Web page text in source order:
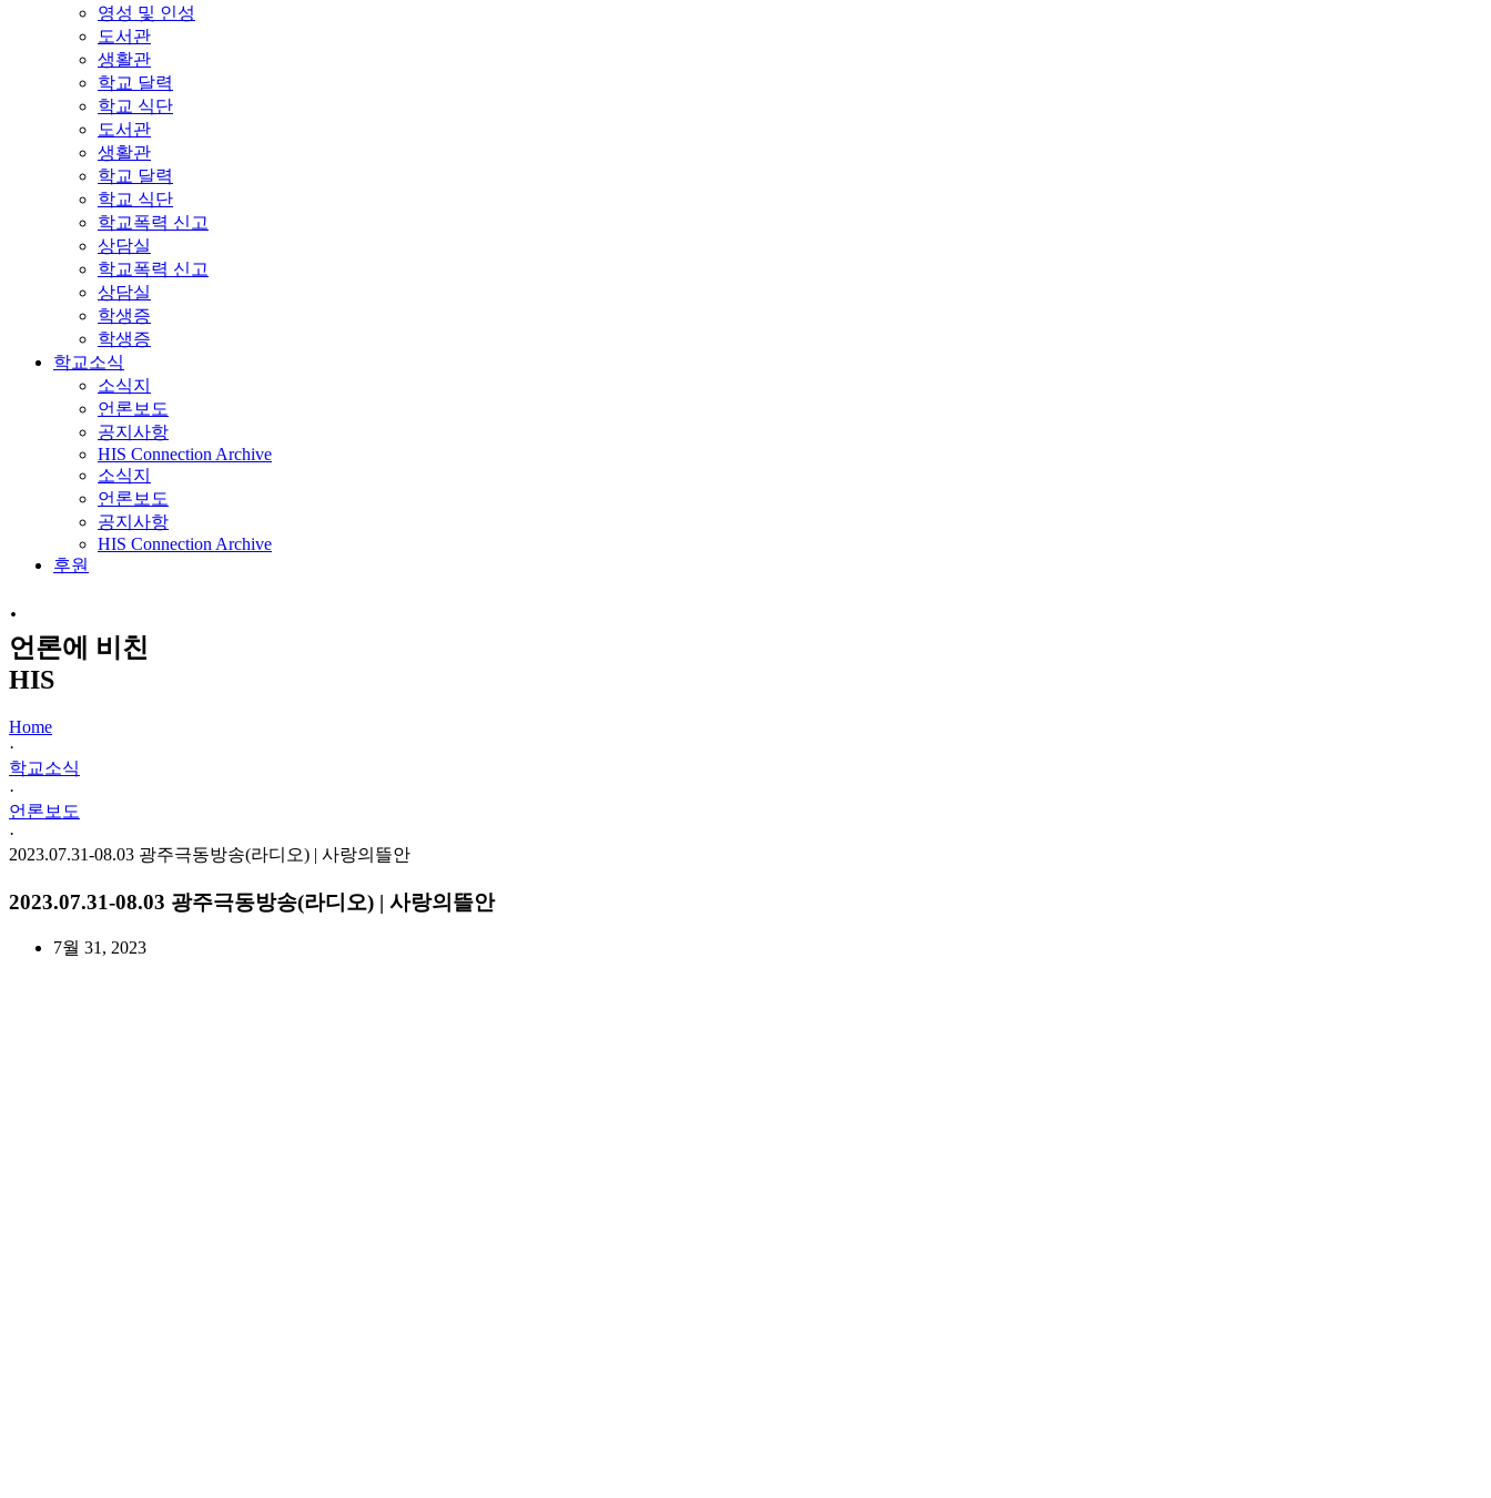
영성 및 인성
도서관
생활관
학교 달력
학교 식단
도서관
생활관
학교 달력
학교 식단
학교폭력 신고
상담실
학교폭력 신고
상담실
학생증
학생증
학교소식
소식지
언론보도
공지사항
HIS Connection Archive
소식지
언론보도
공지사항
HIS Connection Archive
후원
·
언론에 비친
HIS
Home
·
학교소식
·
언론보도
·
2023.07.31-08.03 광주극동방송(라디오) | 사랑의뜰안
2023.07.31-08.03 광주극동방송(라디오) | 사랑의뜰안
7월 31, 2023